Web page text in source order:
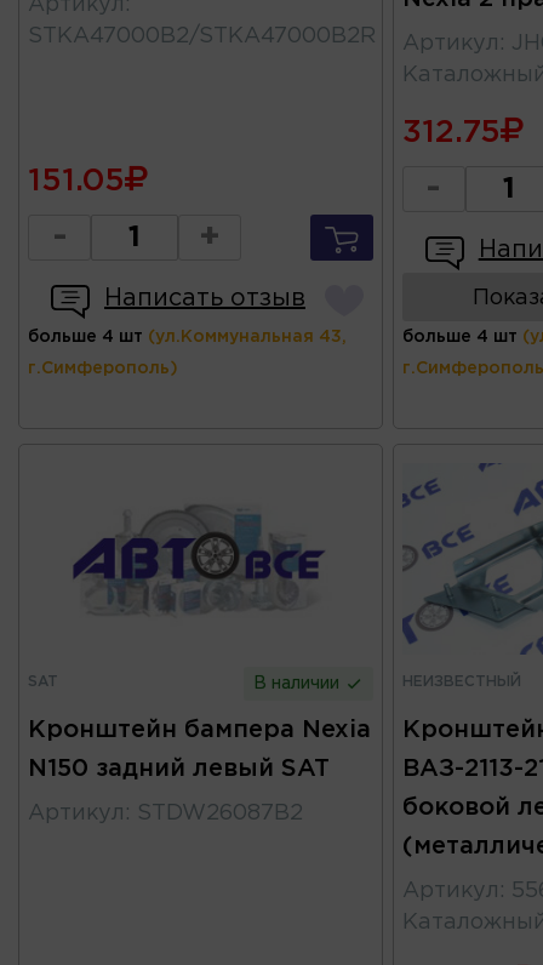
Артикул :
STKA47000B2/STKA47000B2R
151.05
- +
Написать отзыв
больше 4 шт (ул.Коммунальная 43,
г.Симферополь)
Артикул :
312.75
-
больше 4 шт
SAT В наличии
Кронштейн бампера Nexia
N150 задний левый SAT
Артикул : STDW26087B2
НЕИЗВЕСТНЫЙ
ВАЗ-2113-
боковой
Артикул :